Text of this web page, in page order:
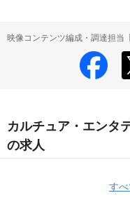
映像コンテンツ編成・調達担当
カルチュア・エンタ
の求人
す